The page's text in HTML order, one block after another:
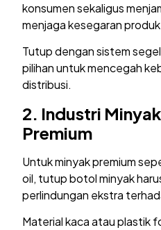
konsumen sekaligus
menjaga kesegaran
Tutup dengan sistem
pilihan untuk mencegah
distribusi.
2. Industri
Premium
Untuk minyak premium
oil, tutup botol minyak
perlindungan ekstra
Material kaca atau plastik